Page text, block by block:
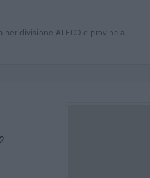
divisione ATECO e provincia.